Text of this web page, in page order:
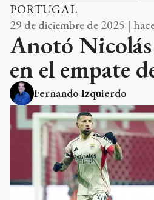
PORTUGAL
29 de diciembre de 2025 |
Anotó
en el empate
Fernando Izquierdo